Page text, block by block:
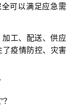
可以满足应急需
工、配送、供应
疫情防控、灾害